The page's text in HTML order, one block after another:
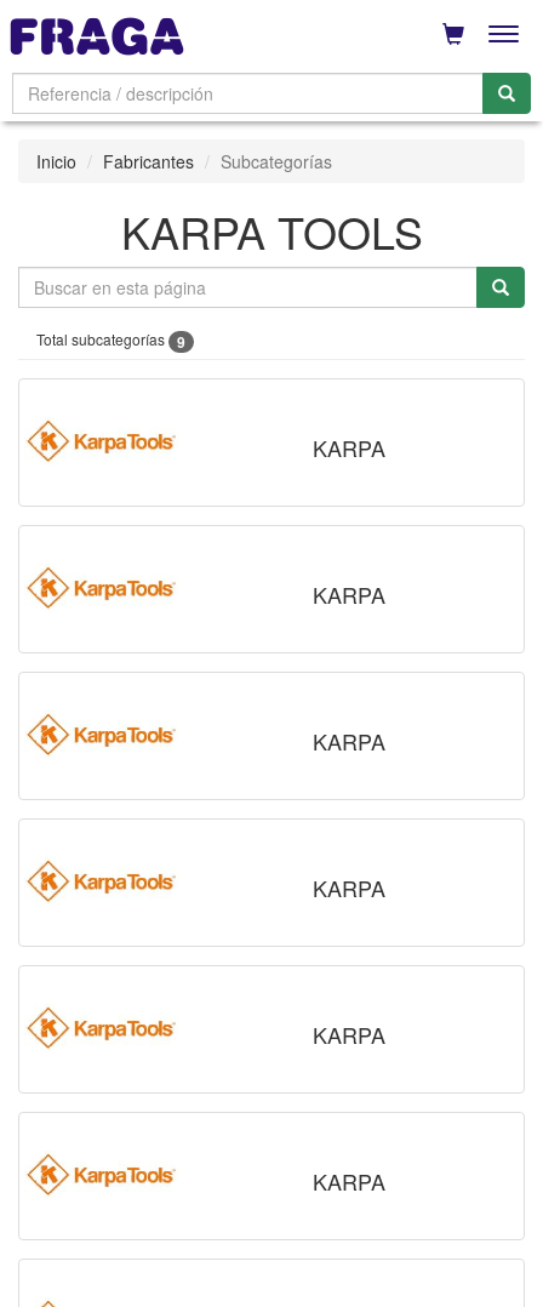
Inicio Fabricantes Subcategorías
KARPA TOOLS
Total subcategorías 9
KARPA
KARPA
KARPA
KARPA
KARPA
KARPA